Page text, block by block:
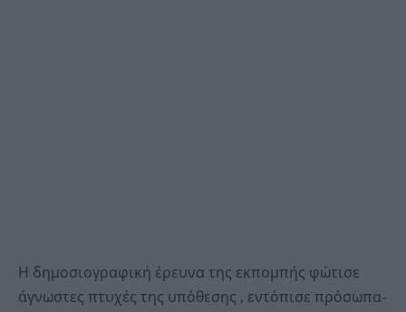
Η δημοσιογραφική έρευνα της εκπομπής φώτισε
άγνωστες πτυχές της υπόθεσης , εντόπισε πρόσωπα-